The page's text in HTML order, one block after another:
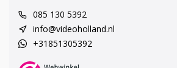
085 130 5392
info@videoholland.nl
+31851305392